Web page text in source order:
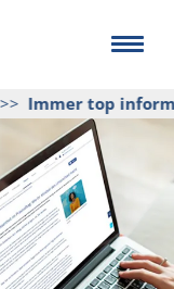
Immer top